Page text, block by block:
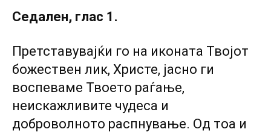
Седален, глас 1.
Претставувајќи го на иконата Твојот
божествен лик, Христе, јасно ги
воспеваме Твоето раѓање,
неискажливите чудеса и
доброволното распнување. Од тоа и